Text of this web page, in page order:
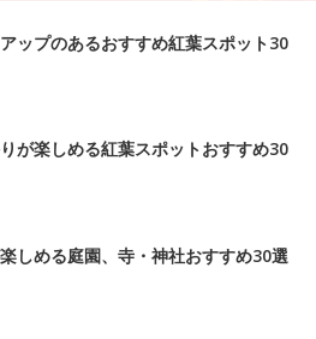
ップのあるおすすめ紅葉スポット30
が楽しめる紅葉スポットおすすめ30
しめる庭園、寺・神社おすすめ30選